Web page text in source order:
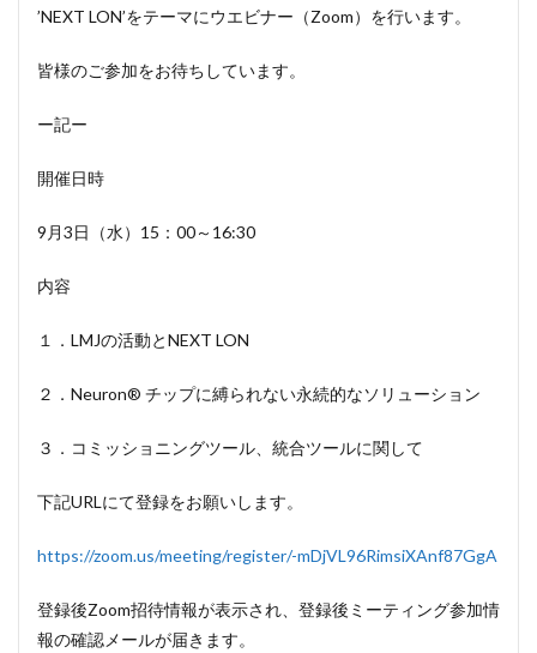
’NEXT LON’をテーマにウエビナー（Zoom）を行います。
皆様のご参加をお待ちしています。
ー記ー
開催日時
9月3日（水）15：00～16:30
内容
１．LMJの活動とNEXT LON
２．Neuron® チップに縛られない永続的なソリューション
３．コミッショニングツール、統合ツールに関して
下記URLにて登録をお願いします。
https://zoom.us/meeting/register/-mDjVL96RimsiXAnf87GgA
登録後Zoom招待情報が表示され、登録後ミーティング参加情
報の確認メールが届きます。